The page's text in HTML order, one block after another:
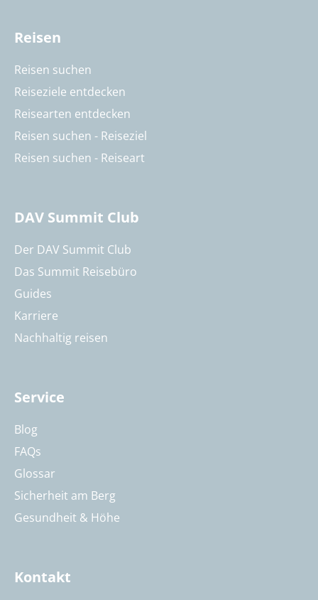
Reisen
Reisen suchen
Reiseziele entdecken
Reisearten entdecken
Reisen suchen - Reiseziel
Reisen suchen - Reiseart
DAV Summit Club
Der DAV Summit Club
Das Summit Reisebüro
Guides
Karriere
Nachhaltig reisen
Service
Blog
FAQs
Glossar
Sicherheit am Berg
Gesundheit & Höhe
Kontakt